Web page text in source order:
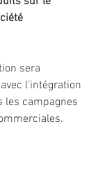
sera
l’intégration
les campagnes